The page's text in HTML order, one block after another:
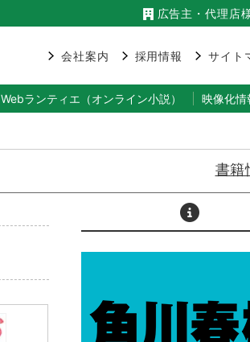
広告主・代理店
会社案内 採用情報 サイト
Webランティエ（オンライン小説） 映像化情
書籍